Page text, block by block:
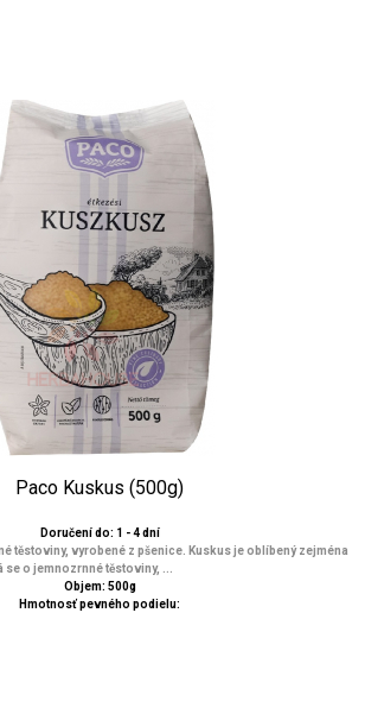
Paco Kuskus (500g)
Doručení do: 1 - 4 dní
těstoviny, vyrobené z pšenice. Kuskus je oblíbený zejména
o jemnozrnné těstoviny, ...
Objem: 500g
Hmotnosť pevného podielu: